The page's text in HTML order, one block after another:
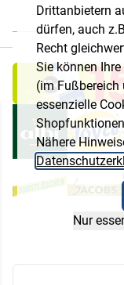
Drittanbietern
dürfen, auch
Recht
Sie können
(im Fußbereich
essenzielle
Nähere
Nur